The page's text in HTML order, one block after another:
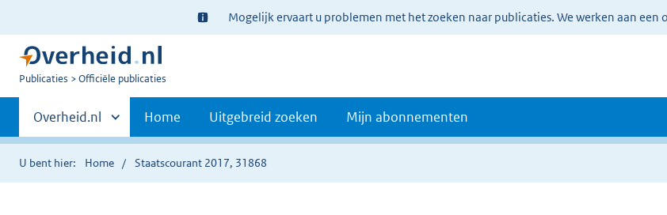
Ter
informatie:
Mogelijk ervaart u problemen met het zoeken naar publicaties. We werken aan een
U
Publicaties Officiële publicaties
Primaire
navigatie
Andere
sites
binnen
Overheid.nl Home Uitgebreid zoeken Mijn abonnementen
U bent hier: Home Staatscourant 2017, 31868